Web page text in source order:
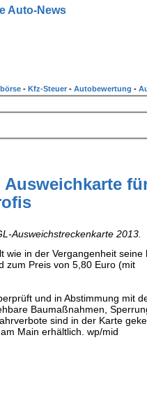
Ausweichstreckenkarte 2013.
wie in der Vergangenheit seine
zum Preis von 5,80 Euro (mit
und in Abstimmung mit
Baumaßnahmen,
sind in der Karte
Main erhältlich. wp/mid
Auto-News
- Kfz-Steuer - Autobewertung -